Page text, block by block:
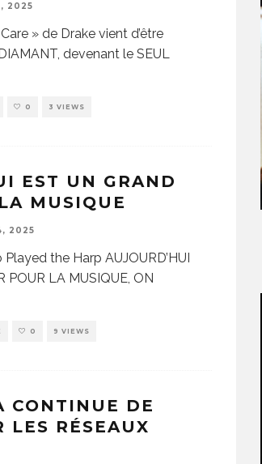
2025
» de Drake vient d’être
devenant le SEUL
0 3 VIEWS
EST UN GRAND
MUSIQUE
2025
the Harp AUJOURD’HUI
POUR LA MUSIQUE, ON
0 9 VIEWS
CONTINUE DE
LES RÉSEAUX